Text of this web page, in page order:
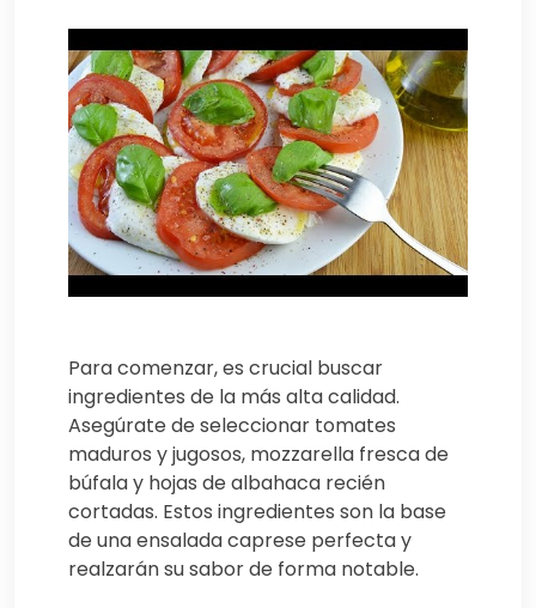
Para comenzar, es crucial buscar
ingredientes de la más alta calidad.
Asegúrate de seleccionar tomates
maduros y jugosos, mozzarella fresca de
búfala y hojas de albahaca recién
cortadas. Estos ingredientes son la base
de una ensalada caprese perfecta y
realzarán su sabor de forma notable.